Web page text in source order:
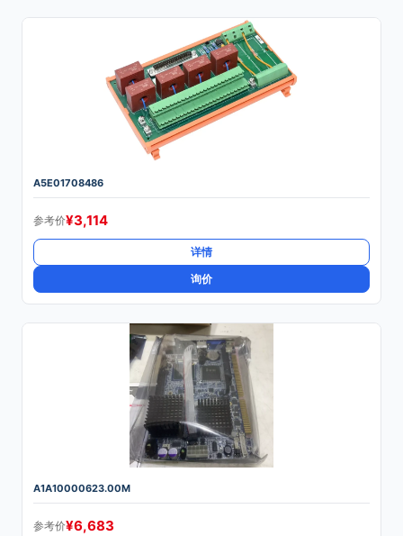
A5E01708486
参考价¥3,114
详情
询价
A1A10000623.00M
参考价¥6,683